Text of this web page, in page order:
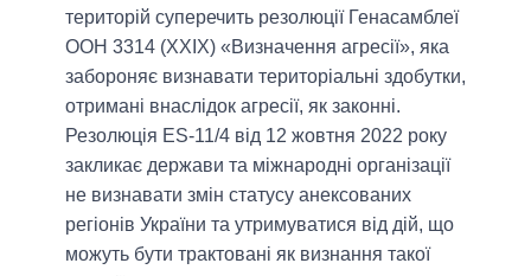
територій суперечить резолюції Генасамблеї
ООН 3314 (XXIX) «Визначення агресії», яка
забороняє визнавати територіальні здобутки,
отримані внаслідок агресії, як законні.
Резолюція ES-11/4 від 12 жовтня 2022 року
закликає держави та міжнародні організації
не визнавати змін статусу анексованих
регіонів України та утримуватися від дій, що
можуть бути трактовані як визнання такої